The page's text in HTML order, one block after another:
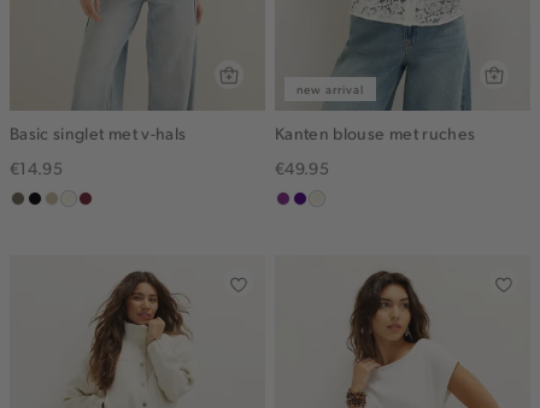
Basic singlet met v-hals
€14.95
middenbruin
zwartlichtzand
wit,bordeaux
new arrival
Kanten blouse met ruches
€49.95
middenpaars
indigo